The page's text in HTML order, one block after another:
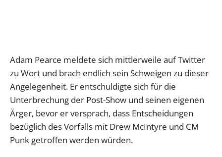
Adam Pearce meldete sich mittlerweile auf Twitter
zu Wort und brach endlich sein Schweigen zu dieser
Angelegenheit. Er entschuldigte sich für die
Unterbrechung der Post-Show und seinen eigenen
Ärger, bevor er versprach, dass Entscheidungen
bezüglich des Vorfalls mit Drew McIntyre und CM
Punk getroffen werden würden.